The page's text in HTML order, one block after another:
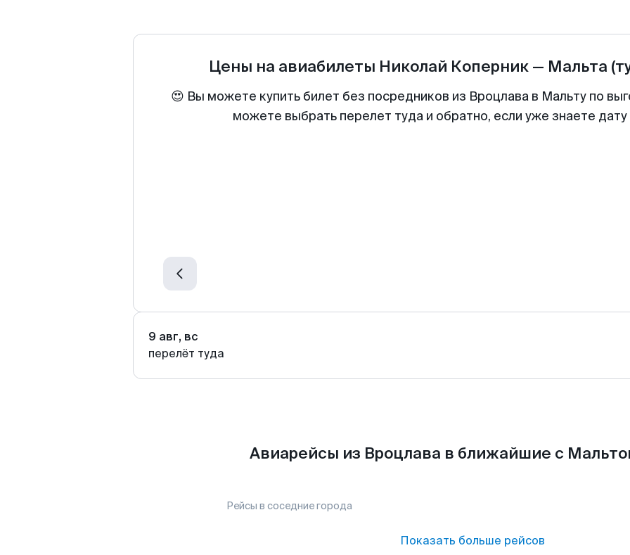
Цены на авиабилеты Николай Коперник— Мальта
😍 Вы можете купить билет без посредников из Вроцлава в Мальту по
можете выбрать перелет туда и обратно, если уже знаете
9 авг, вс
перелёт туда
Авиарейсы из Вроцлава в ближайшие с
Рейсы в соседние города
Показать больше рейсов